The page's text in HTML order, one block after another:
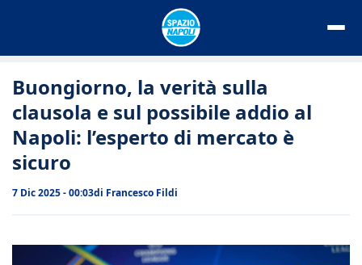
Buongiorno, la verità sulla
clausola e sul possibile addio al
Napoli: l’esperto di mercato è
sicuro
7 Dic 2025 - 00:03di Francesco Fildi